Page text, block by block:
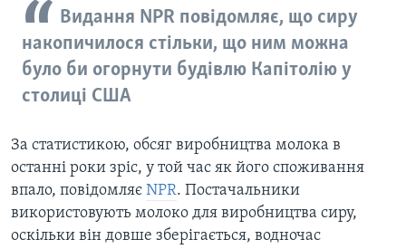
Видання NPR повідомляє, що сиру
накопичилося стільки, що ним можна
було би огорнути будівлю Капітолію у
столиці США
За статистикою, обсяг виробництва молока в
останні роки зріс, у той час як його споживання
впало, повідомляє NPR. Постачальники
використовують молоко для виробництва сиру,
оскільки він довше зберігається, водночас